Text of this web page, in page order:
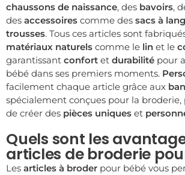
chaussons de naissance, des bavoirs,
des accessoires comme des sacs à
trousses. Tous ces articles sont
matériaux naturels comme le lin et le
garantissant confort et durabilité pour
bébé dans ses premiers moments.
facilement chaque article grâce aux
spécialement conçues pour la
de créer des pièces uniques et
Quels sont les
articles de broderie
Les articles à broder pour bébé vous